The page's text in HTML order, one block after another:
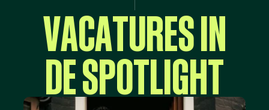
VACATURESIN
DESPOTLIGHT